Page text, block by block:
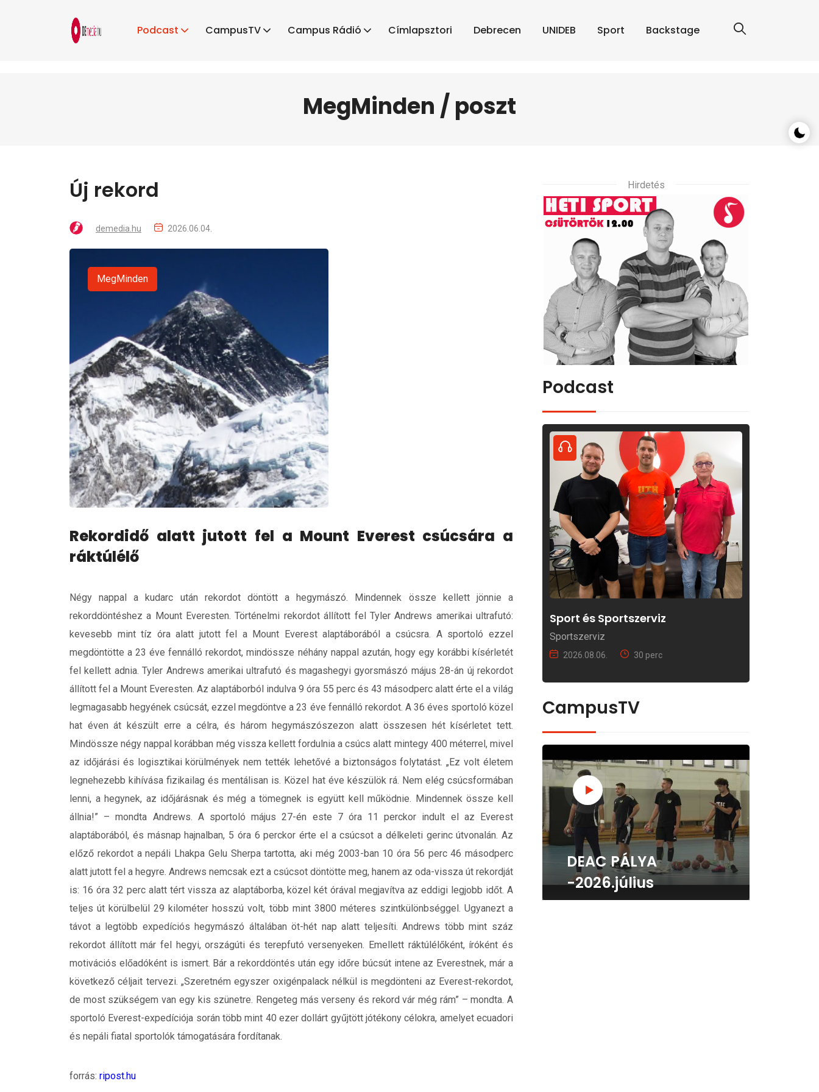
Podcast CampusTV Campus Rádió Címlapsztori Debrecen UNIDEB Sport Backstage
MegMinden / poszt
Új rekord
demedia.hu 2026.06.04.
MegMinden
Rekordidő alatt jutott fel a Mount Everest csúcsára a
ráktúlélő
Négy nappal a kudarc után rekordot döntött a hegymászó. Mindennek össze kellett jönnie a
rekorddöntéshez a Mount Everesten. Történelmi rekordot állított fel Tyler Andrews amerikai ultrafutó:
kevesebb mint tíz óra alatt jutott fel a Mount Everest alaptáborából a csúcsra. A sportoló ezzel
megdöntötte a 23 éve fennálló rekordot, mindössze néhány nappal azután, hogy egy korábbi kísérletét
fel kellett adnia. Tyler Andrews amerikai ultrafutó és magashegyi gyorsmászó május 28-án új rekordot
állított fel a Mount Everesten. Az alaptáborból indulva 9 óra 55 perc és 43 másodperc alatt érte el a világ
legmagasabb hegyének csúcsát, ezzel megdöntve a 23 éve fennálló rekordot. A 36 éves sportoló közel
hat éven át készült erre a célra, és három hegymászószezon alatt összesen hét kísérletet tett.
Mindössze négy nappal korábban még vissza kellett fordulnia a csúcs alatt mintegy 400 méterrel, mivel
az időjárási és logisztikai körülmények nem tették lehetővé a biztonságos folytatást. „Ez volt életem
legnehezebb kihívása fizikailag és mentálisan is. Közel hat éve készülök rá. Nem elég csúcsformában
lenni, a hegynek, az időjárásnak és még a tömegnek is együtt kell működnie. Mindennek össze kell
állnia!” – mondta Andrews. A sportoló május 27-én este 7 óra 11 perckor indult el az Everest
alaptáborából, és másnap hajnalban, 5 óra 6 perckor érte el a csúcsot a délkeleti gerinc útvonalán. Az
előző rekordot a nepáli Lhakpa Gelu Sherpa tartotta, aki még 2003-ban 10 óra 56 perc 46 másodperc
alatt jutott fel a hegyre. Andrews nemcsak ezt a csúcsot döntötte meg, hanem az oda-vissza út rekordját
is: 16 óra 32 perc alatt tért vissza az alaptáborba, közel két órával megjavítva az eddigi legjobb időt. A
teljes út körülbelül 29 kilométer hosszú volt, több mint 3800 méteres szintkülönbséggel. Ugyanezt a
távot a legtöbb expedíciós hegymászó általában öt-hét nap alatt teljesíti. Andrews több mint száz
rekordot állított már fel hegyi, országúti és terepfutó versenyeken. Emellett ráktúlélőként, íróként és
motivációs előadóként is ismert. Bár a rekorddöntés után egy időre búcsút intene az Everestnek, már a
következő céljait tervezi. „Szeretném egyszer oxigénpalack nélkül is megdönteni az Everest-rekordot,
de most szükségem van egy kis szünetre. Rengeteg más verseny és rekord vár még rám” – mondta. A
sportoló Everest-expedíciója során több mint 40 ezer dollárt gyűjtött jótékony célokra, amelyet ecuadori
és nepáli fiatal sportolók támogatására fordítanak.
forrás: ripost.hu
Hirdetés
Podcast
Sport és Sportszerviz
Sportszerviz
2026.08.06. 30 perc
CampusTV
DEAC PÁLYA
-2026.július